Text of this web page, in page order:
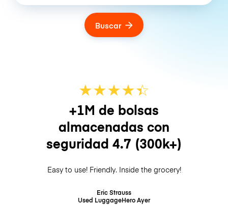
Buscar
★★★★☆
★
+1M de bolsas
almacenadas con
seguridad 4.7 (300k+)
Easy to use! Friendly. Inside the grocery!
Eric Strauss
Used LuggageHeroAyer